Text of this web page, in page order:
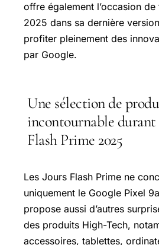
offre également l’occasion
2025 dans sa dernière
profiter pleinement des
par Google.
Une sélection de
incontournable durant
Flash Prime 2025
Les Jours Flash Prime ne
uniquement le Google Pixel
propose aussi d’autres
des produits High-Tech,
accessoires, tablettes,